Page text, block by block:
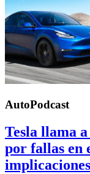
AutoPodcast
Tesla llama
por fallas en